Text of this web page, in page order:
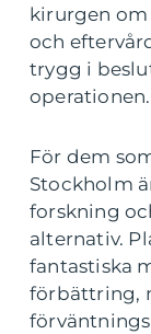
kirurgen
och
trygg i
operationen.
För dem
Stockholm
forskning
alternativ.
fantastiska
förbättring,